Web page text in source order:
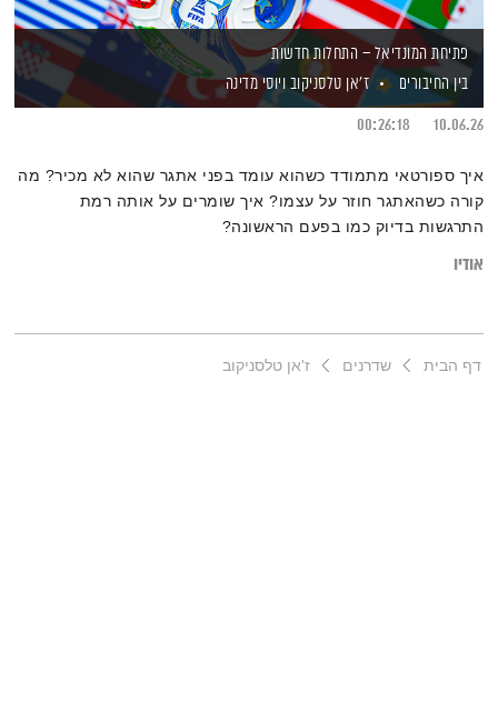
פתיחת המונדיאל – התחלות חדשות
בין החיבורים
ז'אן טלסניקובויוסי מדינה
10.06.26
00:26:18
איך ספורטאי מתמודד כשהוא עומד בפני אתגר שהוא לא מכיר? מה
קורה כשהאתגר חוזר על עצמו? איך שומרים על אותה רמת
התרגשות בדיוק כמו בפעם הראשונה?
אודיו
דף הבית שדרנים ז'אן טלסניקוב